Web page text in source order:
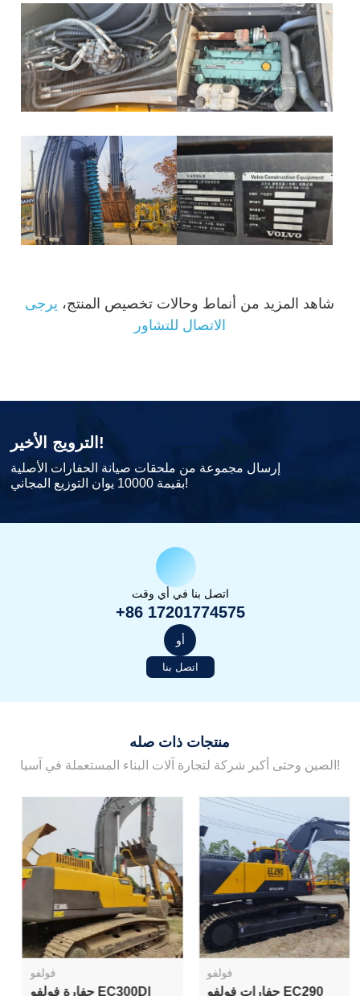
شاهد المزيد من أنماط وحالات تخصيص المنتج، يرجى
الاتصال للتشاور
الترويج الأخير!
إرسال مجموعة من ملحقات صيانة الحفارات الأصلية
بقيمة 10000 يوان التوزيع المجاني!
اتصل بنا في أي وقت
+86 17201774575
أو
اتصل بنا
منتجات ذات صله
الصين وحتى أكبر شركة لتجارة آلات البناء المستعملة في آسيا!
فولفو
حفارات فولفو EC290
فولفو
حفارات فولفو EC300Dl